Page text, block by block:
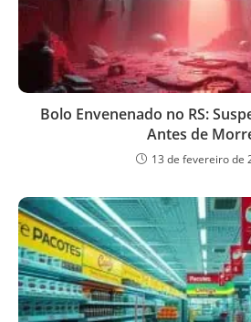
Bolo Envenenado no RS:
Antes de
13 de fevereiro de